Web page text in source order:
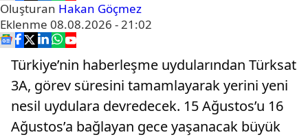
Oluşturan Hakan Göçmez
Eklenme 08.08.2026 - 21:02
Türkiye’nin haberleşme uydularından Türksat
3A, görev süresini tamamlayarak yerini yeni
nesil uydulara devredecek. 15 Ağustos’u 16
Ağustos’a bağlayan gece yaşanacak büyük